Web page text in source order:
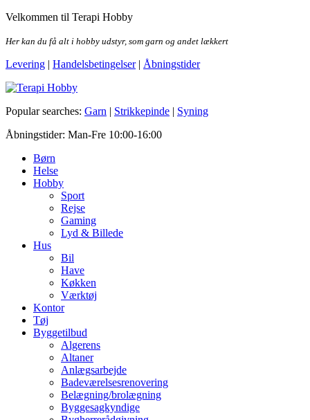
Skip
the
Velkommen til Terapi Hobby
Her kan du få alt i hobby udstyr, som garn og andet lækkert
Levering | Handelsbetingelser| Åbningstider
Terapi Hobby
Popular searches: Garn | Strikkepinde | Syning
Åbningstider: Man-Fre 10:00-16:00
Børn
Helse
Hobby
Sport
Rejse
Gaming
Lyd & Billede
Hus
Bil
Have
Køkken
Værktøj
Kontor
Tøj
Byggetilbud
Algerens
Altaner
Anlægsarbejde
Badeværelsesrenovering
Belægning/brolægning
Byggesagkyndige